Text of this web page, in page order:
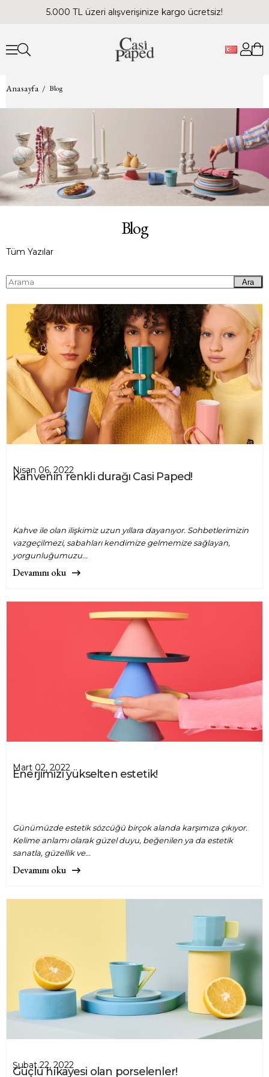
5.000 TL üzeri alışverişinize kargo ücretsiz!
Anasayfa Blog
Blog
Tüm Yazılar
Ara
Kahvenin renkli durağı Casi Paped!
Nisan 06, 2022
Kahve ile olan ilişkimiz uzun yıllara dayanıyor. Sohbetlerimizin
vazgeçilmezi, sabahları kendimize gelmemize sağlayan,
yorgunluğumuzu...
Devamını oku
Enerjimizi yükselten estetik!
Mart 02, 2022
Günümüzde estetik sözcüğü birçok alanda karşımıza çıkıyor.
Kelime anlamı olarak güzel duyu, beğenilen ya da estetik
sanatla, güzellik ve...
Devamını oku
Güçlü hikayesi olan porselenler!
Şubat 22, 2022